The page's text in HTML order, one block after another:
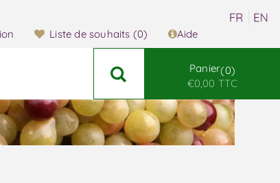
Liste de souhaits (0) Aide
Panier 0
€0,00 TTC